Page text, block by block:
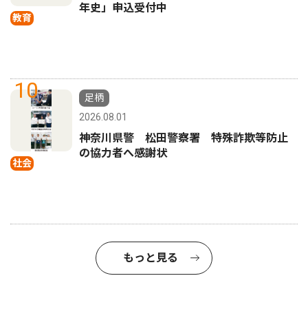
教育
年史」申込受付中
10
社会
足柄
2026.08.01
神奈川県警 松田警察署 特殊詐欺等防止
の協力者へ感謝状
もっと見る